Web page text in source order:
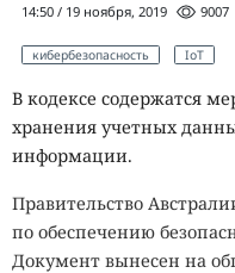
14:50 / 19 ноября, 2019 9007
кибербезопасность IoT
В кодексе содержатся
хранения учетных
информации.
Правительство
по обеспечению
Документ вынесен на